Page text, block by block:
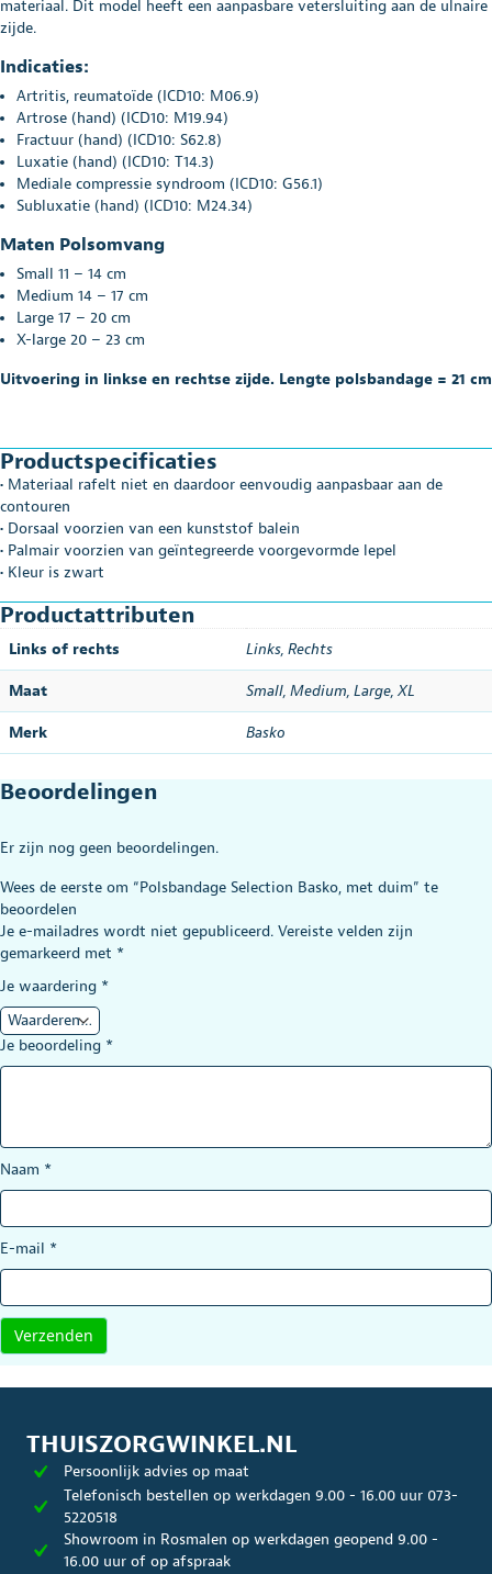
materiaal. Dit model heeft een aanpasbare vetersluiting aan de ulnaire
zijde.
Indicaties:
Artritis, reumatoïde (ICD10: M06.9)
Artrose (hand) (ICD10: M19.94)
Fractuur (hand) (ICD10: S62.8)
Luxatie (hand) (ICD10: T14.3)
Mediale compressie syndroom (ICD10: G56.1)
Subluxatie (hand) (ICD10: M24.34)
Maten Polsomvang
Small 11 – 14 cm
Medium 14 – 17 cm
Large 17 – 20 cm
X-large 20 – 23 cm
Uitvoering in linkse en rechtse zijde. Lengte polsbandage = 21 cm
Productspecificaties
• Materiaal rafelt niet en daardoor eenvoudig aanpasbaar aan de
contouren
• Dorsaal voorzien van een kunststof balein
• Palmair voorzien van geïntegreerde voorgevormde lepel
• Kleur is zwart
Productattributen
Links of rechts Links, Rechts
Maat Small, Medium, Large, XL
Merk Basko
Beoordelingen
Er zijn nog geen beoordelingen.
Wees de eerste om “Polsbandage Selection Basko, met duim” te
beoordelen
Je e-mailadres wordt niet gepubliceerd. Vereiste velden zijn
gemarkeerd met *
Je waardering *
Je beoordeling *
Naam *
E-mail *
THUISZORGWINKEL.NL
Persoonlijk advies op maat
Telefonisch bestellen op werkdagen 9.00 - 16.00 uur 073-
5220518
Showroom in Rosmalen op werkdagen geopend 9.00 -
16.00 uur of op afspraak